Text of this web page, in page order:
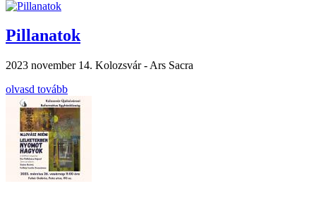
Pillanatok
2023 november 14. Kolozsvár - Ars Sacra
olvasd tovább